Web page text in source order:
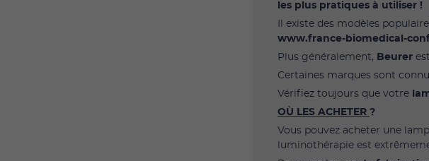
les plus pratiques à utiliser !
Il existe des modèles
www.france-biomedical-
Plus généralement, Beurer
Certaines marques sont
Vérifiez toujours que votre
OÙ LES ACHETER ?
Vous pouvez acheter une
luminothérapie est